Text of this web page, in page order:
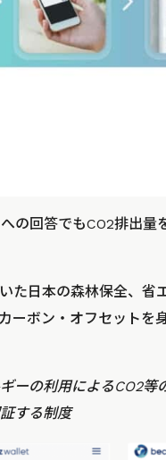
の回答でもCO2排出量
た日本の森林保全、省
ーボン・オフセットを
ーの利用によるCO2等
する制度